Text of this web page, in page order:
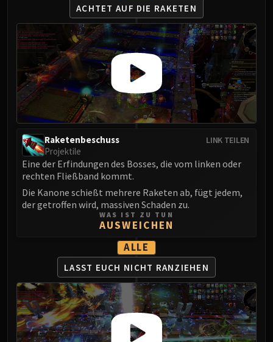
Alysrazor
Baleroc
Majordomo Staghelm
Ragnaros
FIRELANDS
Conclave of Wind
Al'akir
Omnotron Defense System
Chimaeron
Maloriak
Nefarian
Halfus Wyrmbreaker
Valiona & Theralion
Ascendant Council
Cho#gall
Sinestra
AMIRDRASSIL
Gnarlroot
Volcoross
ACHTET AUF DIE RAKETEN
LINK TEILEN
Raketenbeschuss
Projektile
Eine der Erfindungen des Bosses, die vom linken oder
rechten Fließband kommt.
Die Kanone schießt mehrere Raketen ab, fügt jedem,
der getroffen wird, massiven Schaden zu.
WAS IST ZU TUN
AUSWEICHEN
ALLE
LASST EUCH NICHT RANZIEHEN